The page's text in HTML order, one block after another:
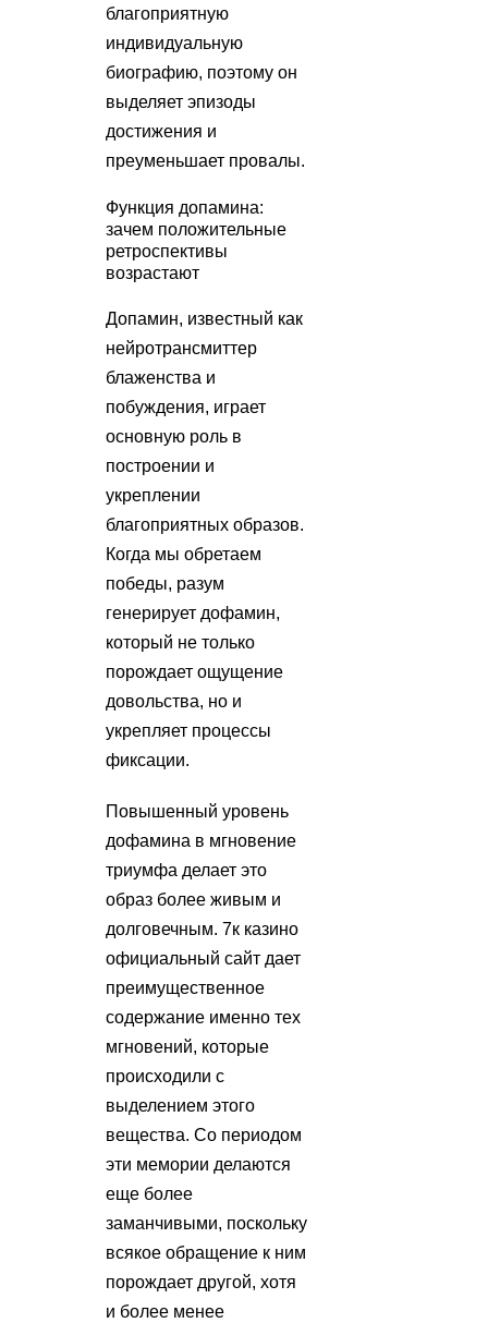
благоприятную
индивидуальную
биографию, поэтому он
выделяет эпизоды
достижения и
преуменьшает провалы.
Функция допамина:
зачем положительные
ретроспективы
возрастают
Допамин, известный как
нейротрансмиттер
блаженства и
побуждения, играет
основную роль в
построении и
укреплении
благоприятных образов.
Когда мы обретаем
победы, разум
генерирует дофамин,
который не только
порождает ощущение
довольства, но и
укрепляет процессы
фиксации.
Повышенный уровень
дофамина в мгновение
триумфа делает это
образ более живым и
долговечным. 7к казино
официальный сайт дает
преимущественное
содержание именно тех
мгновений, которые
происходили с
выделением этого
вещества. Со периодом
эти мемории делаются
еще более
заманчивыми, поскольку
всякое обращение к ним
порождает другой, хотя
и более менее